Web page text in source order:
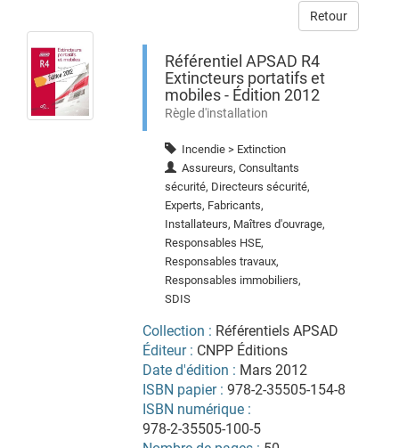
Retour
Référentiel APSAD R4
Extincteurs portatifs et
mobiles - Édition 2012
Règle d'installation
Incendie > Extinction
Assureurs, Consultants
sécurité, Directeurs sécurité,
Experts, Fabricants,
Installateurs, Maîtres d'ouvrage,
Responsables HSE,
Responsables travaux,
Responsables immobiliers,
SDIS
Collection : Référentiels APSAD
Éditeur : CNPP Éditions
Date d'édition : Mars 2012
ISBN papier : 978-2-35505-154-8
ISBN numérique :
978-2-35505-100-5